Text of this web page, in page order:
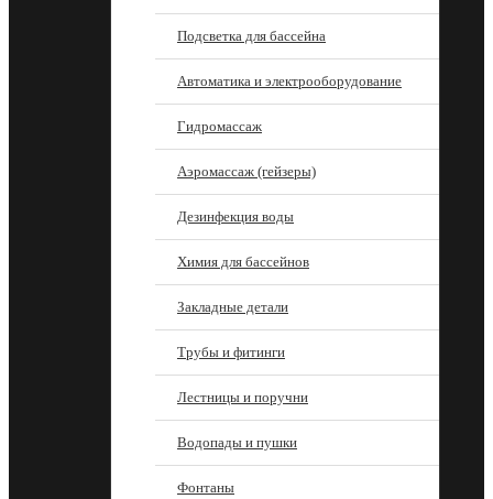
Подсветка для бассейна
Автоматика и электрооборудование
Гидромассаж
Аэромассаж (гейзеры)
Дезинфекция воды
Химия для бассейнов
Закладные детали
Трубы и фитинги
Лестницы и поручни
Водопады и пушки
Фонтаны